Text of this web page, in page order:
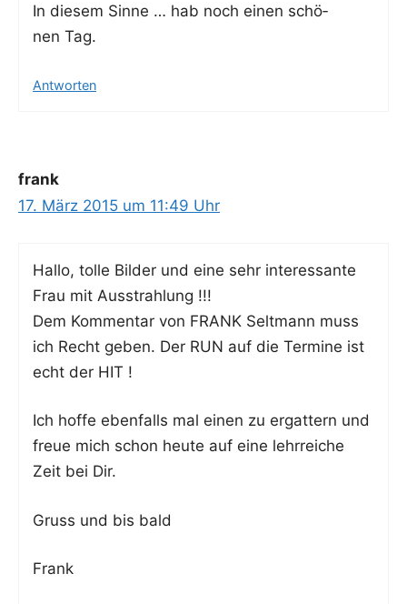
In die­sem Sin­ne … hab noch einen schö­
nen Tag.
Antworten
frank
17. März 2015 um 11:49 Uhr
Hal­lo, tol­le Bil­der und eine sehr inter­es­san­te
Frau mit Ausstrahlung !!!
Dem Kom­men­tar von FRANK Selt­mann muss
ich Recht geben. Der RUN auf die Ter­mi­ne ist
echt der HIT !
Ich hof­fe eben­falls mal einen zu ergat­tern und
freue mich schon heu­te auf eine lehr­rei­che
Zeit bei Dir.
Gruss und bis bald
Frank